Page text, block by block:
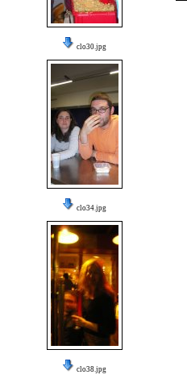
clo30.jpg
clo34.jpg
clo38.jpg